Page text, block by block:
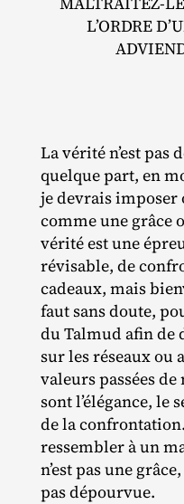
L’ORDRE
La vérité n’est pas
quelque part, en
je devrais imposer
comme une grâce
vérité est une
révisable, de
cadeaux, mais
faut sans doute,
du Talmud afin de
sur les réseaux
valeurs passées
sont l’élégance, le
de la
ressembler à un
n’est pas une
pas dépourvue.